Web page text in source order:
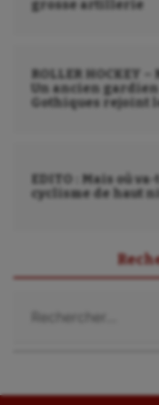
grosse artillerie
ROLLER HOCKEY –
Un ancien
Gothiques rejoint
EDITO : Mais où
cyclisme de haut